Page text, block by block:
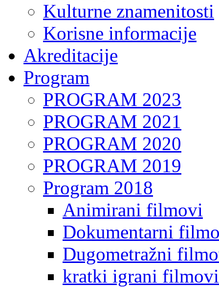
Kulturne znamenitosti
Korisne informacije
Akreditacije
Program
PROGRAM 2023
PROGRAM 2021
PROGRAM 2020
PROGRAM 2019
Program 2018
Animirani filmovi
Dokumentarni
Dugometražni
kratki igrani filmovi